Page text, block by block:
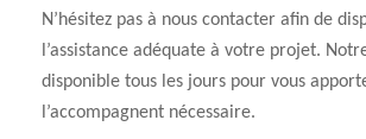
N’hésitez pas à nous contacter afin de
l’assistance adéquate à votre projet.
disponible tous les jours pour vous
l’accompagnent nécessaire.